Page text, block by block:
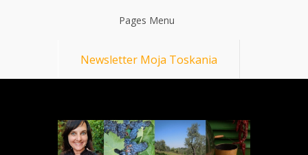
Pages Menu
Newsletter Moja Toskania